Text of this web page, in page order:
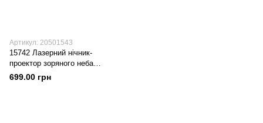
Артикул: 20501543
15742 Лазерний нічник-
проектор зоряного неба
Астронавт St
699.00 грн